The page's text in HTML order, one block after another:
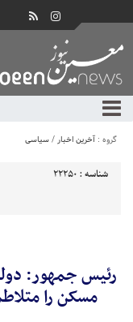
گروه : آخرین اخبار/سیاسی
شناسه : 22250
رئیس جمهور:
مسکن را